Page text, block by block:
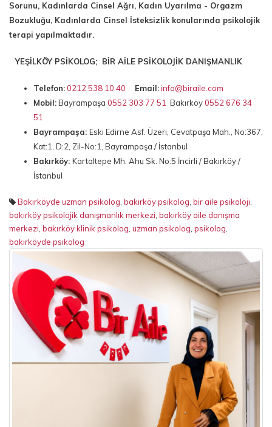
Sorunu, Kadınlarda Cinsel Ağrı, Kadın Uyarılma - Orgazm
Bozukluğu, Kadınlarda Cinsel İsteksizlik konularında psikolojik
terapi yapılmaktadır.
YEŞİLKÖY PSİKOLOG; BİR AİLE PSİKOLOJİK DANIŞMANLIK
Telefon:0212 538 10 40 Email:info@biraile.com
Mobil:Bayrampaşa 0552 303 77 51 Bakırköy0552 676 34
51
Bayrampaşa: Eski Edirne Asf. Üzeri, Cevatpaşa Mah., No:367,
Kat:1, D:2, Zil-No:1, Bayrampaşa / İstanbul
Bakırköy: Kartaltepe Mh. Ahu Sk. No:5 İncirli / Bakırköy /
İstanbul
Bakırköyde uzman psikolog bakırköy psikolog bir aile psikoloji
bakırköy psikolojik danışmanlık merkezi bakırköy aile danışma
merkezi bakırköy klinik psikolog uzman psikolog psikolog
bakırköyde psikolog